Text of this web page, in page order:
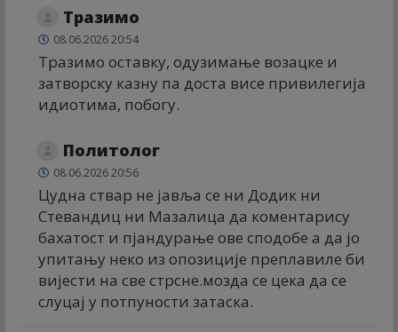
Тразимо
08.06.2026 20:54
Тразимо оставку, одузимање возацке и
затворску казну па доста висе привилегија
идиотима, побогу.
Политолог
08.06.2026 20:56
Цудна ствар не јавља се ни Додик ни
Стевандиц ни Мазалица да коментарису
бахатост и пјандурање ове сподобе а да јо
упитању неко из опозиције преплавиле би
вијести на све стрсне.мозда се цека да се
слуцај у потпуности затаска.